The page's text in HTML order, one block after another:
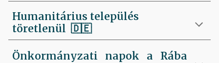
Humanitárius település
töretlenül🇩🇪
Önkormányzati napok a Rába